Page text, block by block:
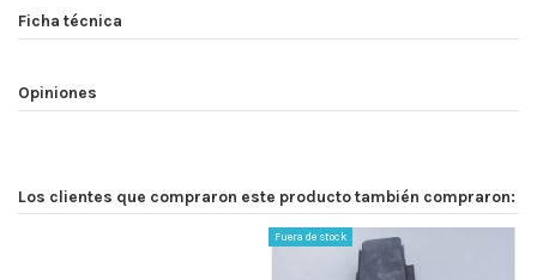
Ficha técnica
Opiniones
Los clientes que compraron este producto también compraron:
Fuera de stock